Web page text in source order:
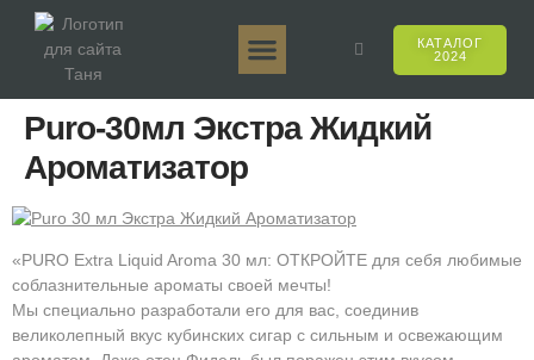
КАТАЛОГ
2024
Puro-30мл Экстра Жидкий
Ароматизатор
«PURO Extra Liquid Aroma 30 мл: ОТКРОЙТЕ для себя любимые
соблазнительные ароматы своей мечты!
Мы специально разработали его для вас, соединив
великолепный вкус кубинских сигар с сильным и освежающим